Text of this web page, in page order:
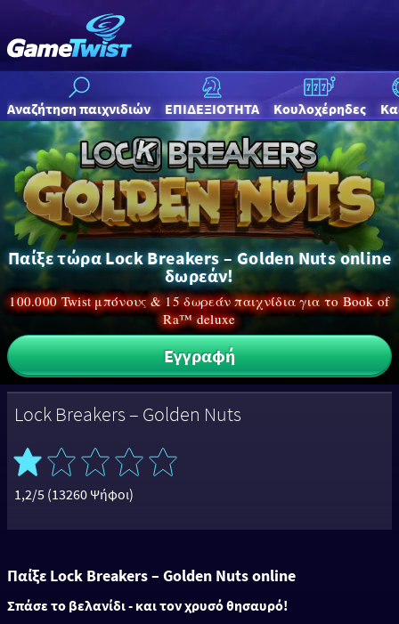
Αναζήτηση παιχνιδιών ΕΠΙΔΕΞΙΟΤΗΤΑ Κουλοχέρηδες
Παίξε τώρα Lock Breakers – Golden Nuts online
δωρεάν!
100.000 Twist μπόνους & 15 δωρεάν παιχνίδια για το Book of
Ra™ deluxe
Εγγραφή
Lock Breakers – Golden Nuts
1,2/5 (13260 Ψήφοι)
Παίξε Lock Breakers – Golden Nuts online
Σπάσε το βελανίδι - και τον χρυσό θησαυρό!